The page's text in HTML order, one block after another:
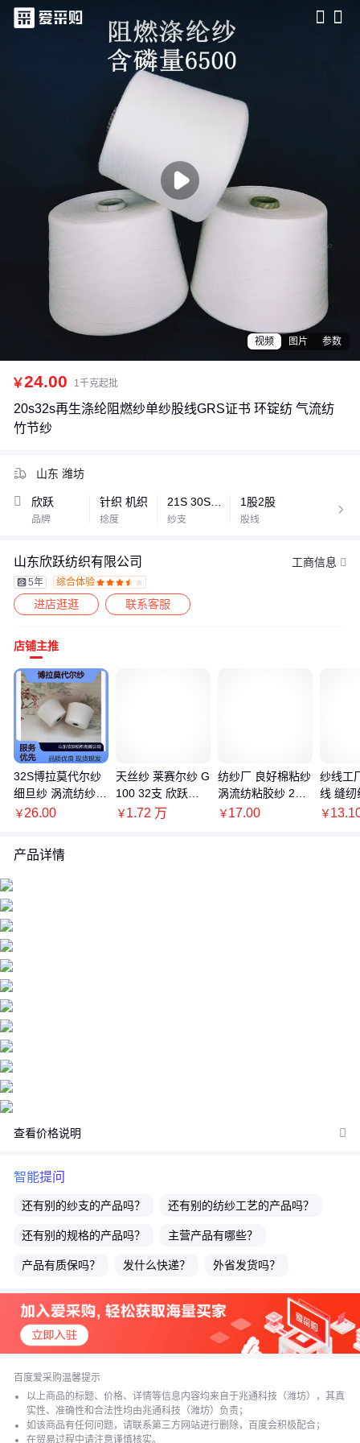

视频 图片 参数
￥24.00 1千克起批
20s32s再生涤纶阻燃纱单纱股线GRS证书 环锭纺 气流纺
竹节纱
山东 潍坊
欣跃
品牌
针织 机织
捻度 纱支
1股2股
股线

山东欣跃纺织有限公司 工商信息
5年 综合体验     
   
进店逛逛 联系客服
店铺主推
32S博拉莫代尔纱
细旦纱 涡流纺纱
欣跃纺织 现货现发
￥26.00
天丝纱 莱赛尔纱 G
100 32支 欣跃纺
织 品质保证 现货
￥1.72 万
纺纱厂 良好棉粘纱
涡流纺粘胶纱 21S
欣跃纺织 发货快
￥17.00
纱线工
线 缝纫
现货现
￥
产品详情
查看价格说明
询商家。
智能提问
还有别的纱支的产品吗？ 还有别的纺纱工艺的产品吗？
还有别的规格的产品吗？ 主营产品有哪些？
产品有质保吗？ 发什么快递？ 外省发货吗？
货期多久？多久能发货？ 产品的成分及含量是多少？
产品的主要用途
百度爱采购温馨提示
以上商品的标题、价格、详情等信息内容均来自于兆通科技（潍坊），其真
实性、准确性和合法性均由兆通科技（潍坊）负责；
如该商品有任何问题，请联系第三方网站进行删除，百度会积极配合；
在贸易过程中请注意谨慎核实。